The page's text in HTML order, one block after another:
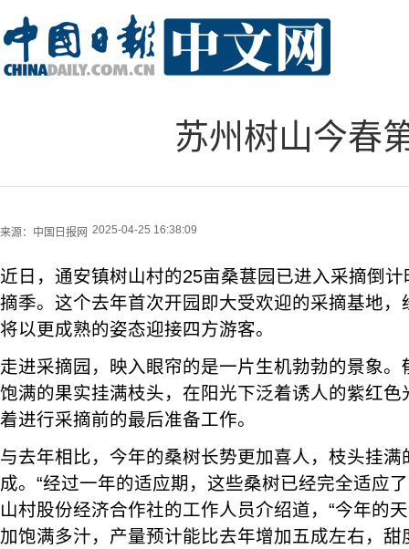
苏州树山今春
来源： 中国日报网 2025-04-25 16:38:09
近日，通安镇树山村的25亩桑葚园已进入采摘倒
摘季。这个去年首次开园即大受欢迎的采摘基地
将以更成熟的姿态迎接四方游客。
走进采摘园，映入眼帘的是一片生机勃勃的景象
饱满的果实挂满枝头，在阳光下泛着诱人的紫红
着进行采摘前的最后准备工作。
与去年相比，今年的桑树长势更加喜人，枝头挂
成。“经过一年的适应期，这些桑树已经完全适应
山村股份经济合作社的工作人员介绍道，“今年的
加饱满多汁，产量预计能比去年增加五成左右，